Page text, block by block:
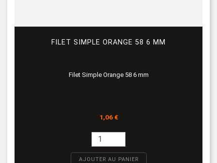
FILET SIMPLE ORANGE 58 6 MM
Filet Simple Orange 58 6 mm
Prix
1,06 €
AJOUTER AU PANIER